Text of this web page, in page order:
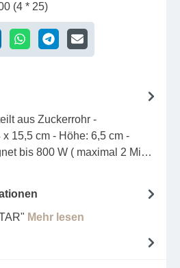
(4 * 25)
aus Zuckerrohr -
15,5 cm - Höhe: 6,5 cm -
bis 800 W ( maximal 2 Mi…
Mehr lesen